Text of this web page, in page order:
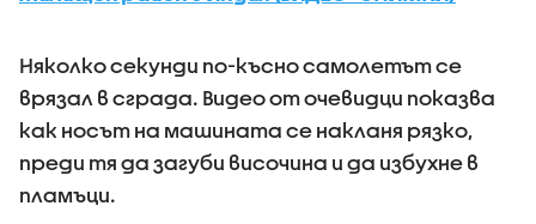
Няколко секунди по-късно самолетът се
врязал в сграда. Видео от очевидци показва
как носът на машината се накланя рязко,
преди тя да загуби височина и да избухне в
пламъци.